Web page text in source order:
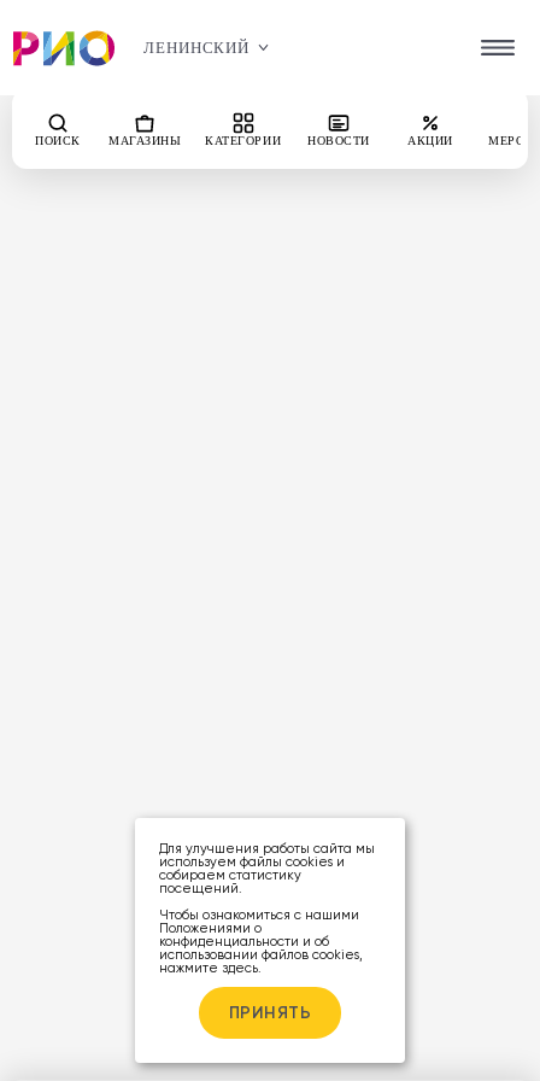
Для улучшения работы сайта мы
используем файлы cookies и
собираем статистику
посещений.
Чтобы ознакомиться с нашими
Положениями о
конфиденциальности и об
использовании файлов cookies,
нажмите здесь.
ПРИНЯТЬ
ЛЕНИНСКИЙ
ПОИСК МАГАЗИНЫ КАТЕГОРИИ НОВОСТИ АКЦИИ